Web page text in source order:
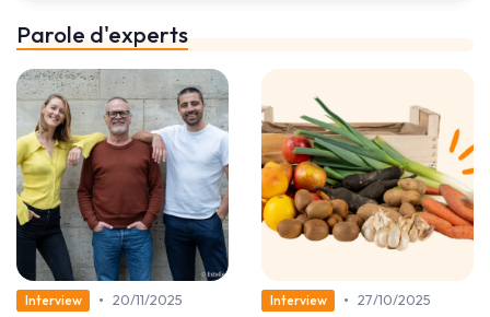
Parole d'experts
Interview • 20/11/2025
Interview • 27/10/2025